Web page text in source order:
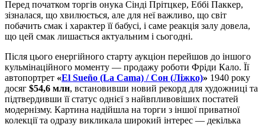
Перед початком торгів онука Сінді Прітцкер, Еббі Паккер,
зізналася, що хвилюється, але для неї важливо, що світ
побачить смак і характер її бабусі, і саме реакція залу довела,
що цей смак лишається актуальним і сьогодні.
Після цього енергійного старту аукціон перейшов до іншого
кульмінаційного моменту — продажу роботи Фріди Кало. Її
автопортрет «El Sueño (La Cama) / Сон (Ліжко)» 1940 року
досяг $54,6 млн, встановивши новий рекорд для художниці та
підтвердивши її статус однієї з найвпливовіших постатей
модернізму. Картина надійшла на торги з іншої приватної
колекції та одразу викликала широкий інтерес — декілька